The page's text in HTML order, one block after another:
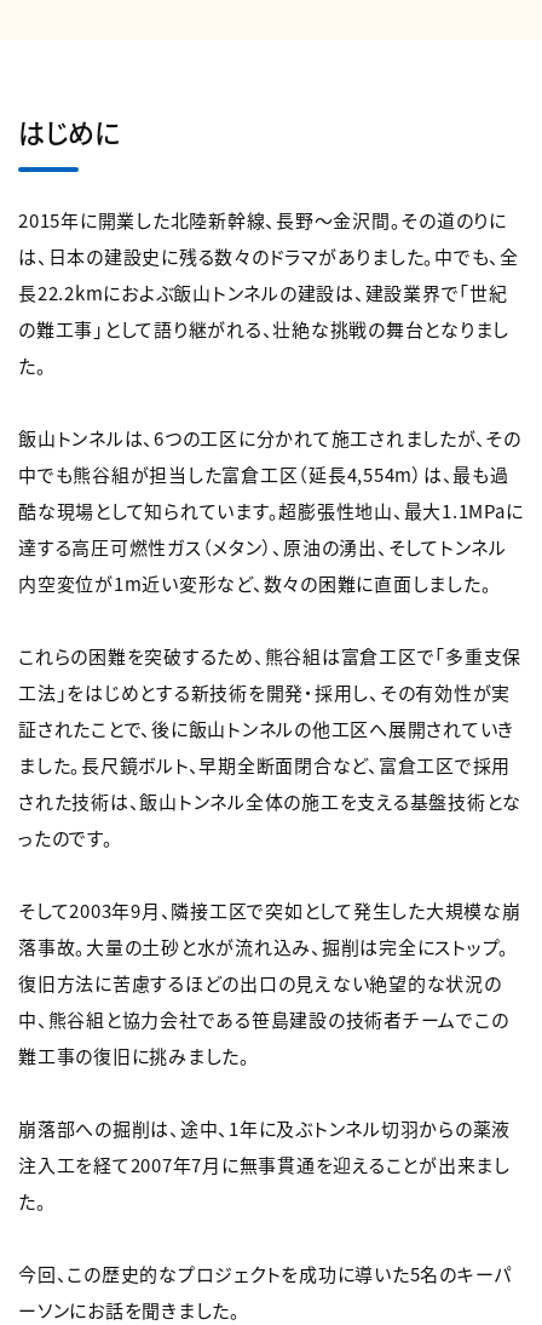
はじめに
2015年に開業した北陸新幹線、長野～金沢間。その道のりに
は、日本の建設史に残る数々のドラマがありました。中でも、全
長22.2kmにおよぶ飯山トンネルの建設は、建設業界で「世紀
の難工事」として語り継がれる、壮絶な挑戦の舞台となりまし
た。
飯山トンネルは、6つの工区に分かれて施工されましたが、その
中でも熊谷組が担当した富倉工区（延長4,554m）は、最も過
酷な現場として知られています。超膨張性地山、最大1.1MPaに
達する高圧可燃性ガス（メタン）、原油の湧出、そしてトンネル
内空変位が1m近い変形など、数々の困難に直面しました。
これらの困難を突破するため、熊谷組は富倉工区で「多重支保
工法」をはじめとする新技術を開発・採用し、その有効性が実
証されたことで、後に飯山トンネルの他工区へ展開されていき
ました。長尺鏡ボルト、早期全断面閉合など、富倉工区で採用
された技術は、飯山トンネル全体の施工を支える基盤技術とな
ったのです。
そして2003年9月、隣接工区で突如として発生した大規模な崩
落事故。大量の土砂と水が流れ込み、掘削は完全にストップ。
復旧方法に苦慮するほどの出口の見えない絶望的な状況の
中、熊谷組と協力会社である笹島建設の技術者チームでこの
難工事の復旧に挑みました。
崩落部への掘削は、途中、1年に及ぶトンネル切羽からの薬液
注入工を経て2007年7月に無事貫通を迎えることが出来まし
た。
今回、この歴史的なプロジェクトを成功に導いた5名のキーパ
ーソンにお話を聞きました。